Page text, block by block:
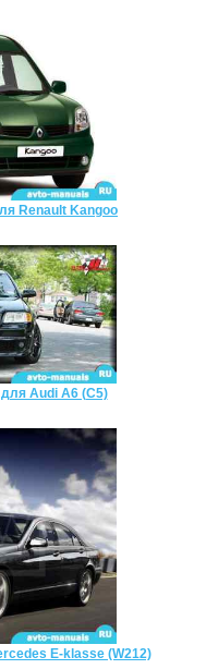
Renault Kangoo
Audi A6 (C5)
E-klasse (W212)